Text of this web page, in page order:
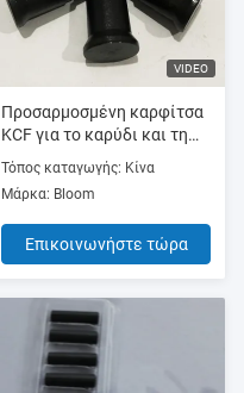
VIDEO
Προσαρμοσμένη καρφίτσα
KCF για το καρύδι και τη
συγκόλληση προβολής
Τόπος καταγωγής: Κίνα
Μάρκα: Bloom
Επικοινωνήστε τώρα